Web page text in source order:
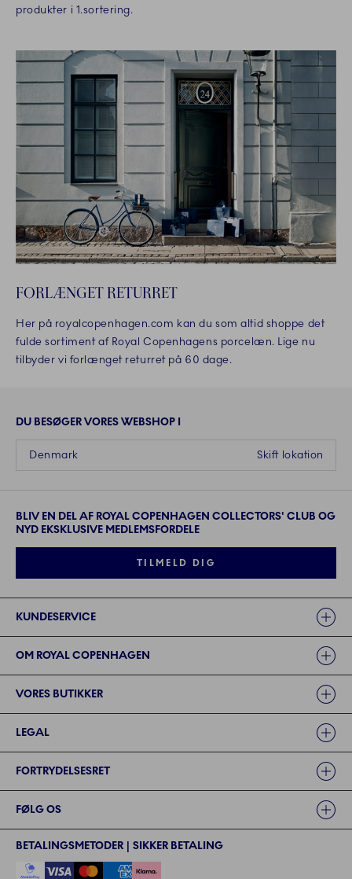
produkter i 1.sortering.
FORLÆNGET RETURRET
Her på royalcopenhagen.com kan du som altid shoppe det
fulde sortiment af Royal Copenhagens porcelæn. Lige nu
tilbyder vi forlænget returret på 60 dage.
DU BESØGER VORES WEBSHOP I
Skift lokation
Denmark
BLIV EN DEL AF ROYAL COPENHAGEN COLLECTORS' CLUB OG
NYD EKSKLUSIVE MEDLEMSFORDELE
TILMELD DIG
KUNDESERVICE
OM ROYAL COPENHAGEN
VORES BUTIKKER
LEGAL
FORTRYDELSESRET
FØLG OS
BETALINGSMETODER | SIKKER BETALING